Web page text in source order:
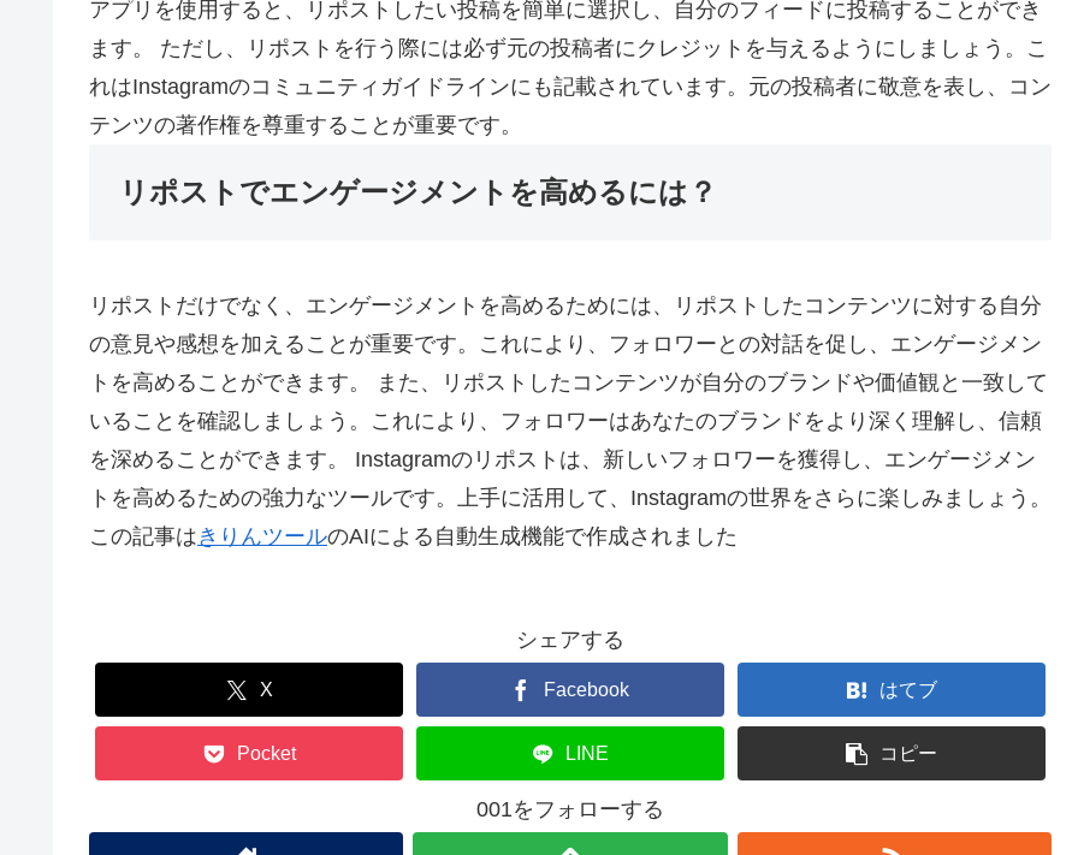
アプリを使用すると、リポストしたい投稿を簡単に選択し、自分のフィードに投稿することができ
ます。 ただし、リポストを行う際には必ず元の投稿者にクレジットを与えるようにしましょう。こ
れはInstagramのコミュニティガイドラインにも記載されています。元の投稿者に敬意を表し、コン
テンツの著作権を尊重することが重要です。
リポストでエンゲージメントを高めるには？
リポストだけでなく、エンゲージメントを高めるためには、リポストしたコンテンツに対する自分
の意見や感想を加えることが重要です。これにより、フォロワーとの対話を促し、エンゲージメン
トを高めることができます。 また、リポストしたコンテンツが自分のブランドや価値観と一致して
いることを確認しましょう。これにより、フォロワーはあなたのブランドをより深く理解し、信頼
を深めることができます。 Instagramのリポストは、新しいフォロワーを獲得し、エンゲージメン
トを高めるための強力なツールです。上手に活用して、Instagramの世界をさらに楽しみましょう。
この記事はきりんツールのAIによる自動生成機能で作成されました
シェアする
X Facebook はてブ
Pocket LINE コピー
001をフォローする